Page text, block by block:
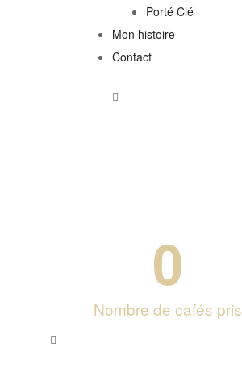
Porté Clé
Mon histoire
Contact
0
Nombre de cafés pris